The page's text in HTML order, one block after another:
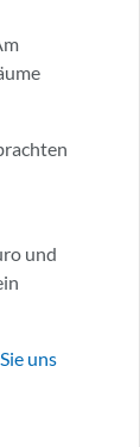
und
uns